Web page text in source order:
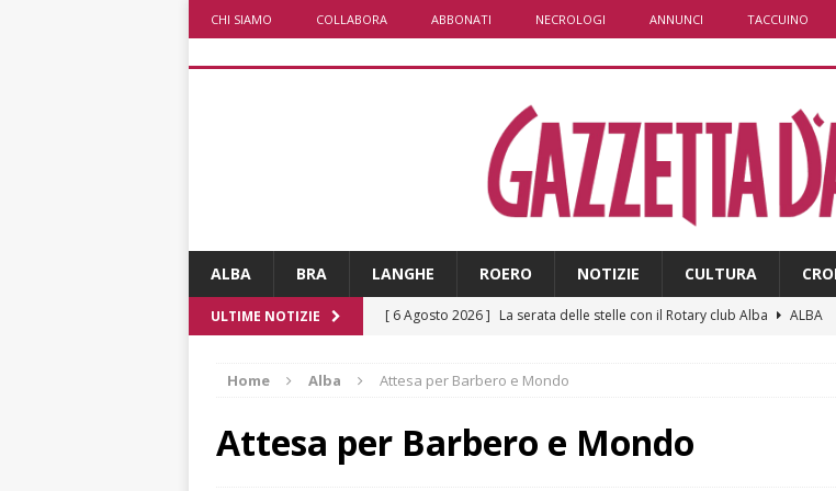
CHI SIAMO COLLABORA ABBONATI NECROLOGI ANNUNCI TACCUINO
ALBA BRA LANGHE ROERO NOTIZIE CULTURA
ULTIME NOTIZIE [ 6 Agosto 2026 ] La serata delle stelle con il Rotary club Alba
ALBA
pensare
ALBA
[ 6 Agosto 2026 ]
Pollenzo, l’acquedotto romano trova finalmente una
Home Alba Attesa per Barbero e Mondo
Attesa per Barbero e Mondo